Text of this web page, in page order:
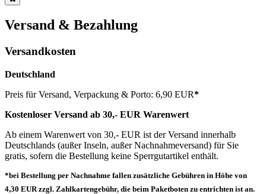
Versand & Bezahlung
Versandkosten
Deutschland
Preis für Versand, Verpackung & Porto: 6,90 EUR*
Kostenloser Versand ab 30,- EUR Warenwert
Ab einem Warenwert von 30,- EUR ist der Versand innerhalb
Deutschlands (außer Inseln, außer Nachnahmeversand) für Sie
gratis, sofern die Bestellung keine Sperrgutartikel enthält.
*bei Bestellung per Nachnahme fallen zusätzliche Gebühren in Höhe von
4,30 EUR zzgl. Zahlkartengebühr, die beim Paketboten zu entrichten ist an.